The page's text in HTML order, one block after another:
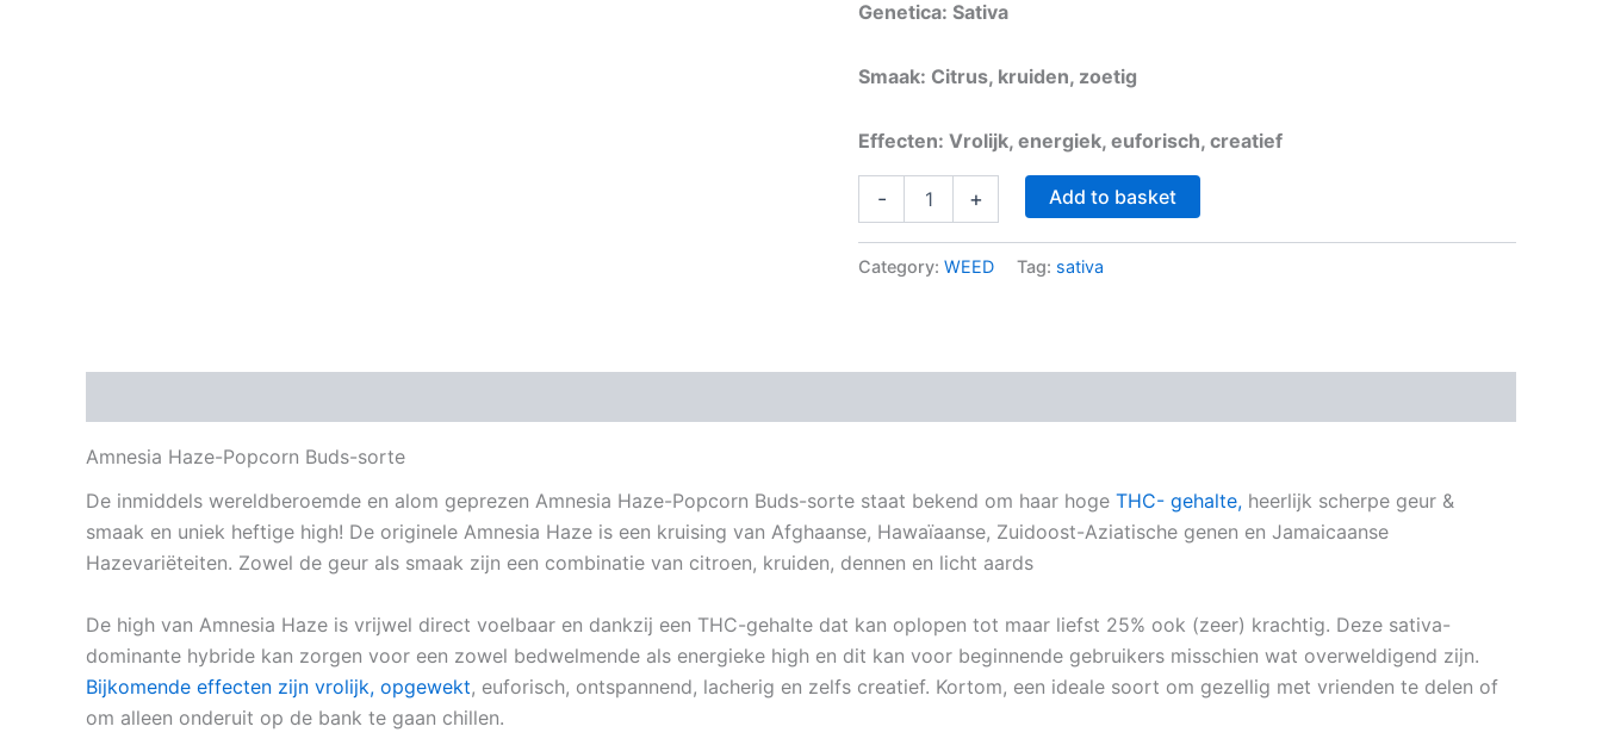
Genetica: Sativa
Smaak: Citrus, kruiden, zoetig
Effecten: Vrolijk, energiek, euforisch, creatief
- + Add to basket
Category: WEED Tag: sativa
Amnesia Haze-Popcorn Buds-sorte
De inmiddels wereldberoemde en alom geprezen Amnesia Haze-Popcorn Buds-sorte staat bekend om haar hoge THC- gehalte, heerlijk scherpe geur &
smaak en uniek heftige high! De originele Amnesia Haze is een kruising van Afghaanse, Hawaïaanse, Zuidoost-Aziatische genen en Jamaicaanse
Hazevariëteiten. Zowel de geur als smaak zijn een combinatie van citroen, kruiden, dennen en licht aards
De high van Amnesia Haze is vrijwel direct voelbaar en dankzij een THC-gehalte dat kan oplopen tot maar liefst 25% ook (zeer) krachtig. Deze sativa-
dominante hybride kan zorgen voor een zowel bedwelmende als energieke high en dit kan voor beginnende gebruikers misschien wat overweldigend zijn.
Bijkomende effecten zijn vrolijk, opgewekt, euforisch, ontspannend, lacherig en zelfs creatief. Kortom, een ideale soort om gezellig met vrienden te delen of
om alleen onderuit op de bank te gaan chillen.